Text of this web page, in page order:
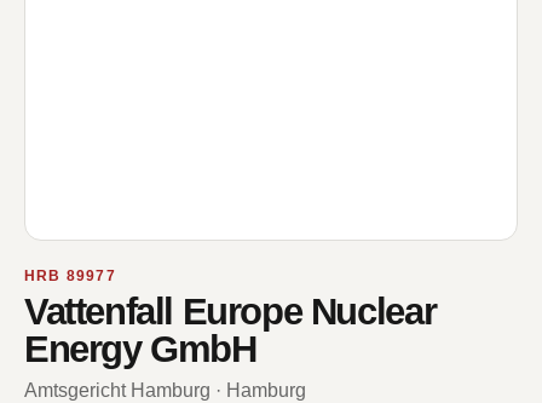
HRB 89977
Vattenfall Europe Nuclear
Energy GmbH
Amtsgericht Hamburg · Hamburg